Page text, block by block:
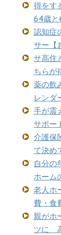
得をす
64歳と
認知症
サー【
サ高住
ちらが
薬の飲
レンダ
手が震
サポー
介護保
て決め
自分の
ホーム
老人ホ
費・食
親がホ
ツに